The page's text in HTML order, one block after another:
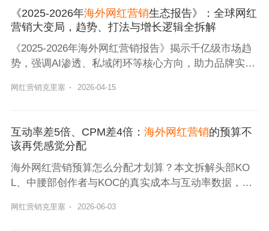
《2025-2026年海外网红营销生态报告》：全球网红
营销大变局，趋势、打法与增长逻辑全拆解
《2025-2026年海外网红营销报告》揭示千亿级市场趋
势，强调AI渗透、私域闭环等核心方向，助力品牌实现
网红营销克里塞 · 2026-04-15
互动率差5倍、CPM差4倍： 海外网红营销的预算不
该再凭感觉分配
海外网红营销预算怎么分配才划算？本文拆解头部KO
L、中腰部创作者与KOC的真实成本与互动率数据，结
配比方案。
网红营销克里塞 · 2026-06-03